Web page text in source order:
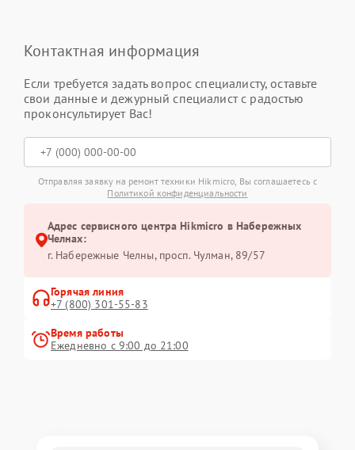
Контактная информация
Если требуется задать вопрос специалисту, оставьте
свои данные и дежурный специалист с радостью
проконсультирует Вас!
Отправляя заявку на ремонт техники Hikmicro, Вы соглашаетесь с
Политикой конфиденциальности
Адрес сервисного центра Hikmicro в Набережных
Челнах:
г. Набережные Челны, просп. Чулман, 89/57
Горячая линия
+7 (800) 301-55-83
Время работы
Ежедневно с 9:00 до 21:00